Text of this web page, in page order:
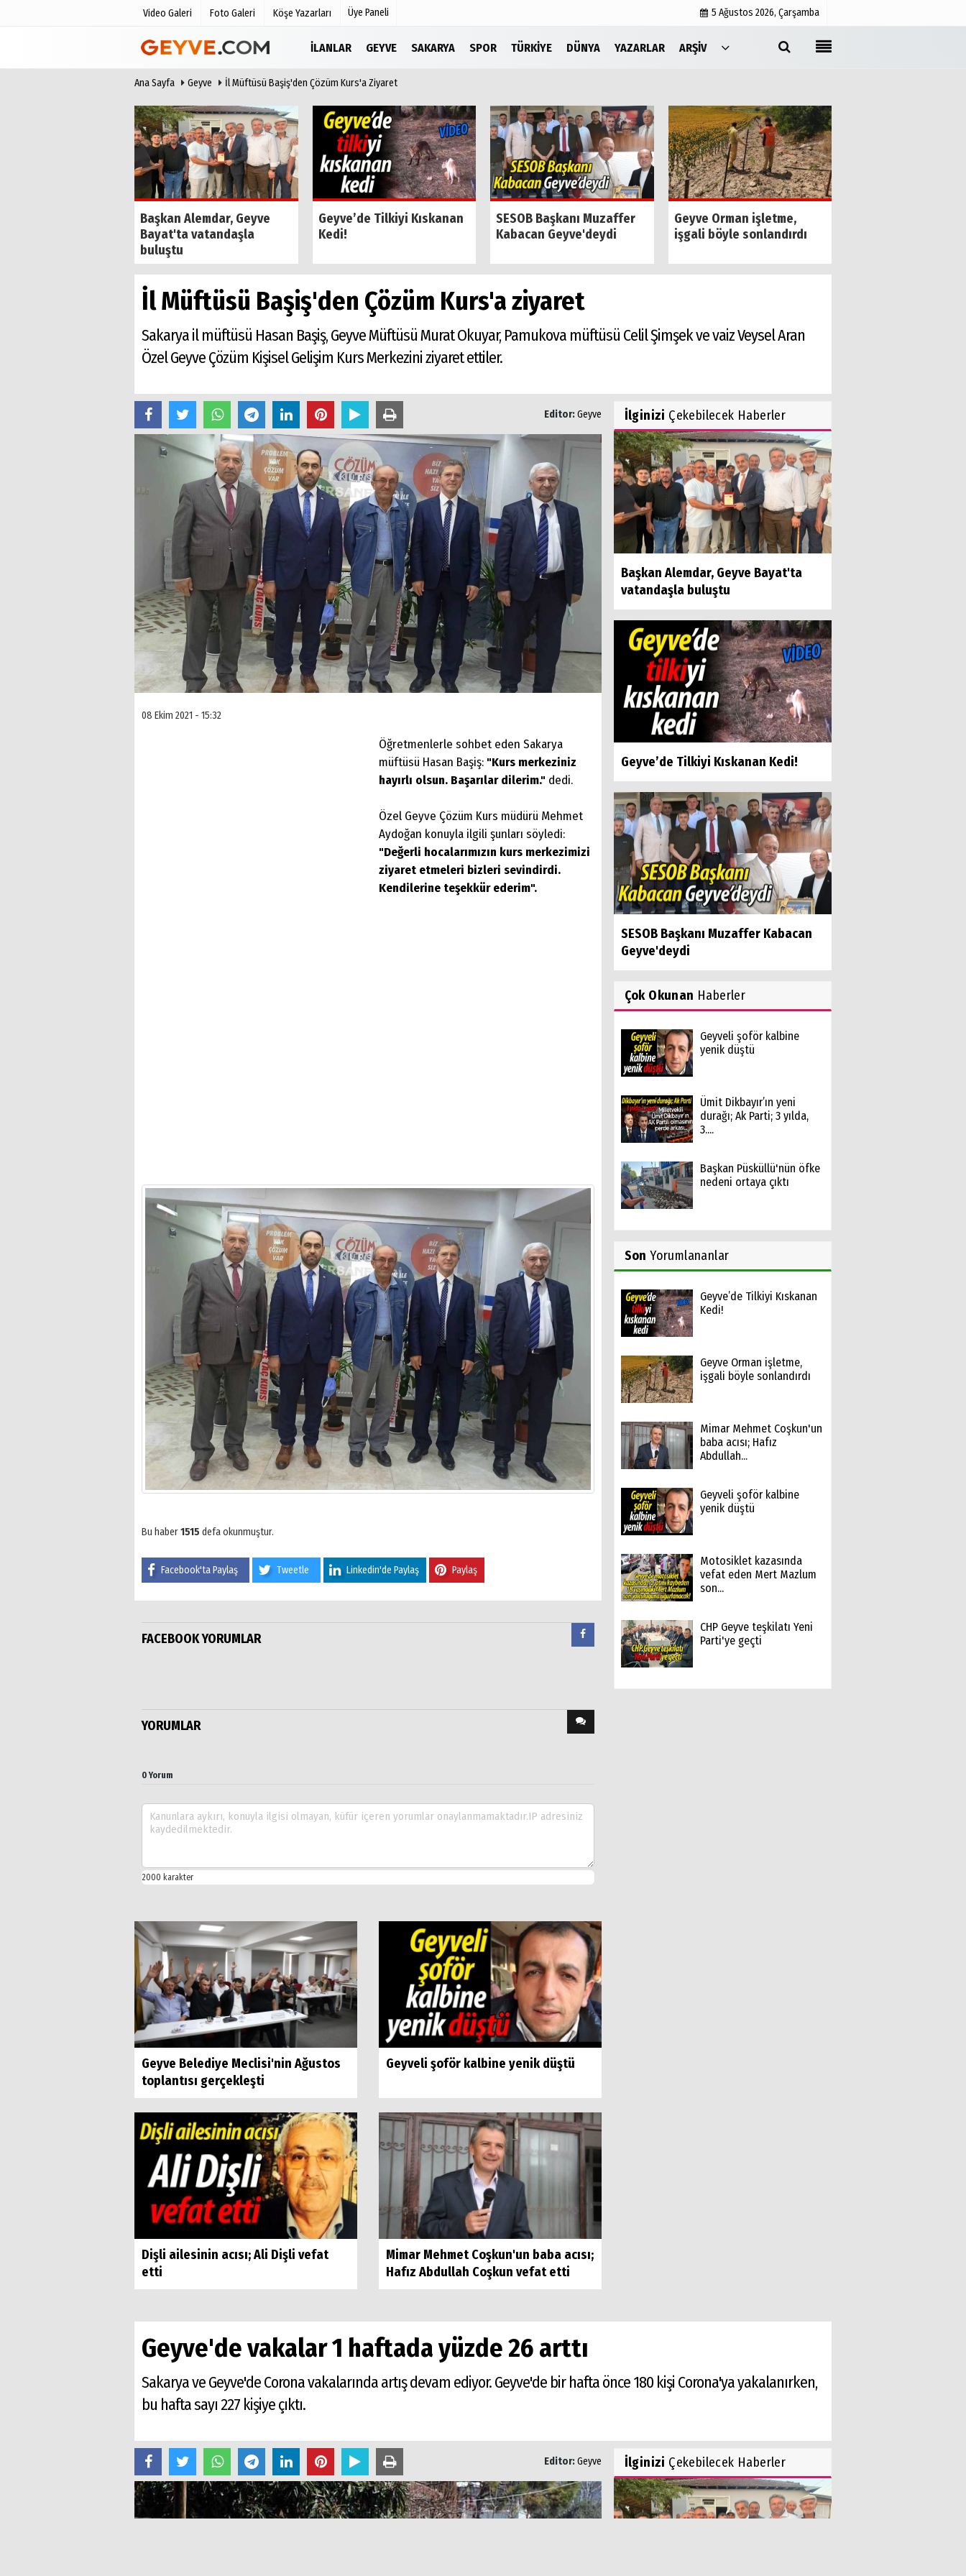
Video Galeri Foto Galeri Köşe Yazarları Üye Paneli 5 Ağustos 2026, Çarşamba
İLANLAR GEYVE SAKARYA SPOR TÜRKIYE DÜNYA YAZARLAR ARŞIV
Anketler
Biyografiler
Video Galeri
Foto Galeri
Etkinlikler
Medyabar.com
Künye
İletişim
Ana Sayfa Geyve İl Müftüsü Başiş'den Çözüm Kurs'a Ziyaret
Başkan Alemdar, Geyve
Bayat'ta vatandaşla
buluştu
Geyve’de Tilkiyi Kıskanan
Kedi!
SESOB Başkanı Muzaffer
Kabacan Geyve'deydi
Geyve Orman işletme,
işgali böyle sonlandırdı
İl Müftüsü Başiş'den Çözüm Kurs'a ziyaret
Sakarya il müftüsü Hasan Başiş, Geyve Müftüsü Murat Okuyar, Pamukova müftüsü Celil Şimşek ve vaiz Veysel Aran
Özel Geyve Çözüm Kişisel Gelişim Kurs Merkezini ziyaret ettiler.
Editor:Geyve
08 Ekim 2021 - 15:32
Öğretmenlerle sohbet eden Sakarya
müftüsü Hasan Başiş: "Kurs merkeziniz
hayırlı olsun. Başarılar dilerim." dedi.
Özel Geyve Çözüm Kurs müdürü Mehmet
Aydoğan konuyla ilgili şunları söyledi:
"Değerli hocalarımızın kurs merkezimizi
ziyaret etmeleri bizleri sevindirdi.
Kendilerine teşekkür ederim".
Bu haber1515 defa okunmuştur.
Facebook'ta Paylaş Tweetle Linkedin'de Paylaş Paylaş
FACEBOOK YORUMLAR
YORUMLAR
0 Yorum
Geyve Belediye Meclisi'nin Ağustos
toplantısı gerçekleşti
Geyveli şoför kalbine yenik düştü
Dişli ailesinin acısı; Ali Dişli vefat
etti
Mimar Mehmet Coşkun'un baba acısı;
Hafız Abdullah Coşkun vefat etti
İlginizi Çekebilecek Haberler
Başkan Alemdar, Geyve Bayat'ta
vatandaşla buluştu
Geyve’de Tilkiyi Kıskanan Kedi!
SESOB Başkanı Muzaffer Kabacan
Geyve'deydi
Çok Okunan Haberler
Geyveli şoför kalbine
yenik düştü
Ümit Dikbayır’ın yeni
durağı; Ak Parti; 3 yılda,
3....
Başkan Püsküllü'nün öfke
nedeni ortaya çıktı
Son Yorumlananlar
Geyve’de Tilkiyi Kıskanan
Kedi!
Geyve Orman işletme,
işgali böyle sonlandırdı
Mimar Mehmet Coşkun'un
baba acısı; Hafız
Abdullah...
Geyveli şoför kalbine
yenik düştü
Motosiklet kazasında
vefat eden Mert Mazlum
son...
CHP Geyve teşkilatı Yeni
Parti'ye geçti
Geyve'de vakalar 1 haftada yüzde 26 arttı
Sakarya ve Geyve'de Corona vakalarında artış devam ediyor. Geyve'de bir hafta önce 180 kişi Corona'ya yakalanırken,
bu hafta sayı 227 kişiye çıktı.
Editor:Geyve İlginizi Çekebilecek Haberler